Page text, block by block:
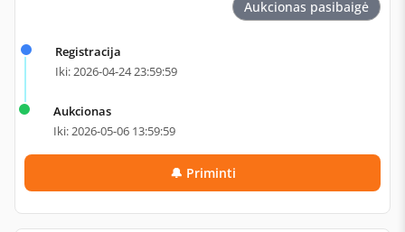
Aukcionas pasibaigė
Registracija
Iki: 2026-04-24 23:59:59
Aukcionas
Iki: 2026-05-06 13:59:59
🔔 Priminti